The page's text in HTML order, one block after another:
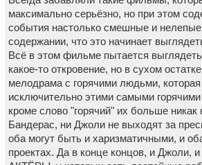
максимально серьёзно, но при этом
события настолько смешные и
содержании, что это начинает
Всё в этом фильме пытается
какое-то откровение, но в сухом
мелодрама с горячими людьми, которая
исключительно этими самыми
кроме слово "горячий" их больше никак
Бандерас, ни Джоли не выходят за
оба могут быть и харизматичными, и
проектах. Да в конце концов, и Джоли,